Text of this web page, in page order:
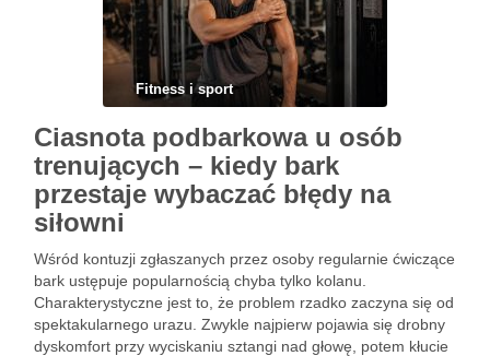
Fitness i sport
Ciasnota podbarkowa u osób
trenujących – kiedy bark
przestaje wybaczać błędy na
siłowni
Wśród kontuzji zgłaszanych przez osoby regularnie ćwiczące
bark ustępuje popularnością chyba tylko kolanu.
Charakterystyczne jest to, że problem rzadko zaczyna się od
spektakularnego urazu. Zwykle najpierw pojawia się drobny
dyskomfort przy wyciskaniu sztangi nad głowę, potem kłucie